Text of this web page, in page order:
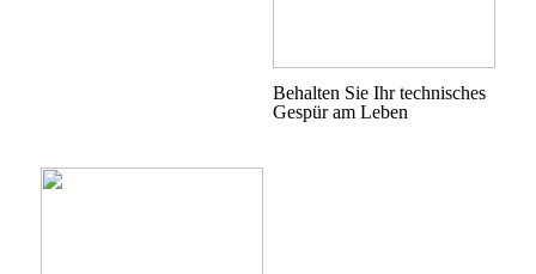
Behalten Sie Ihr technisches
Gespür am Leben